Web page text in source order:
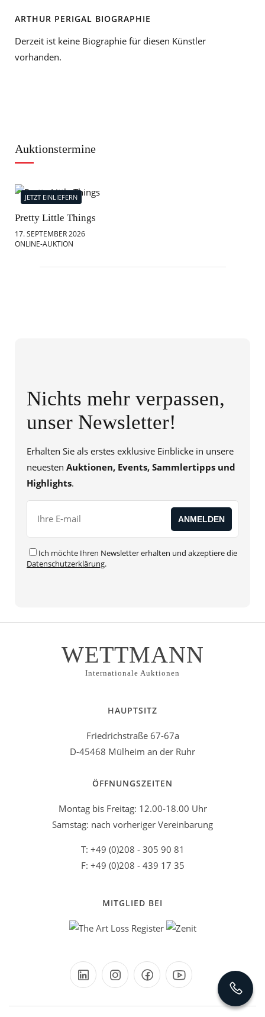
ARTHUR PERIGAL BIOGRAPHIE
Derzeit ist keine Biographie für diesen Künstler
vorhanden.
Auktionstermine
JETZT EINLIEFERN
Pretty Little Things
17. SEPTEMBER 2026
ONLINE-AUKTION
Nichts mehr verpassen,
unser Newsletter!
Erhalten Sie als erstes exklusive Einblicke in unsere
neuesten Auktionen, Events, Sammlertipps und
Highlights.
Ich möchte Ihren Newsletter erhalten und akzeptiere die
Datenschutzerklärung.
WETTMANN
Internationale Auktionen
HAUPTSITZ
Friedrichstraße 67-67a
D-45468 Mülheim an der Ruhr
ÖFFNUNGSZEITEN
Montag bis Freitag: 12.00-18.00 Uhr
Samstag: nach vorheriger Vereinbarung
T: +49 (0)208 - 305 90 81
F: +49 (0)208 - 439 17 35
MITGLIED BEI